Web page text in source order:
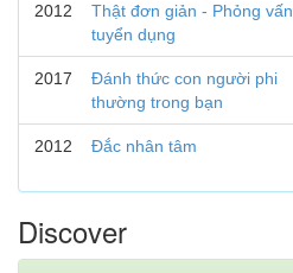
2012
Thật đơn giản - Phỏng vấn
tuyển dụng
2017
Đánh thức con người phi
thường trong bạn
2012 Đắc nhân tâm
Discover